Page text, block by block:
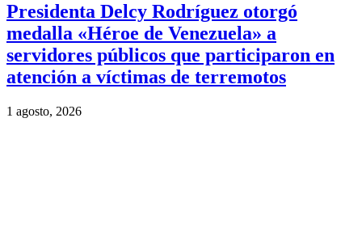
Presidenta Delcy Rodríguez otorgó
medalla «Héroe de Venezuela» a
servidores públicos que participaron en
atención a víctimas de terremotos
1 agosto, 2026